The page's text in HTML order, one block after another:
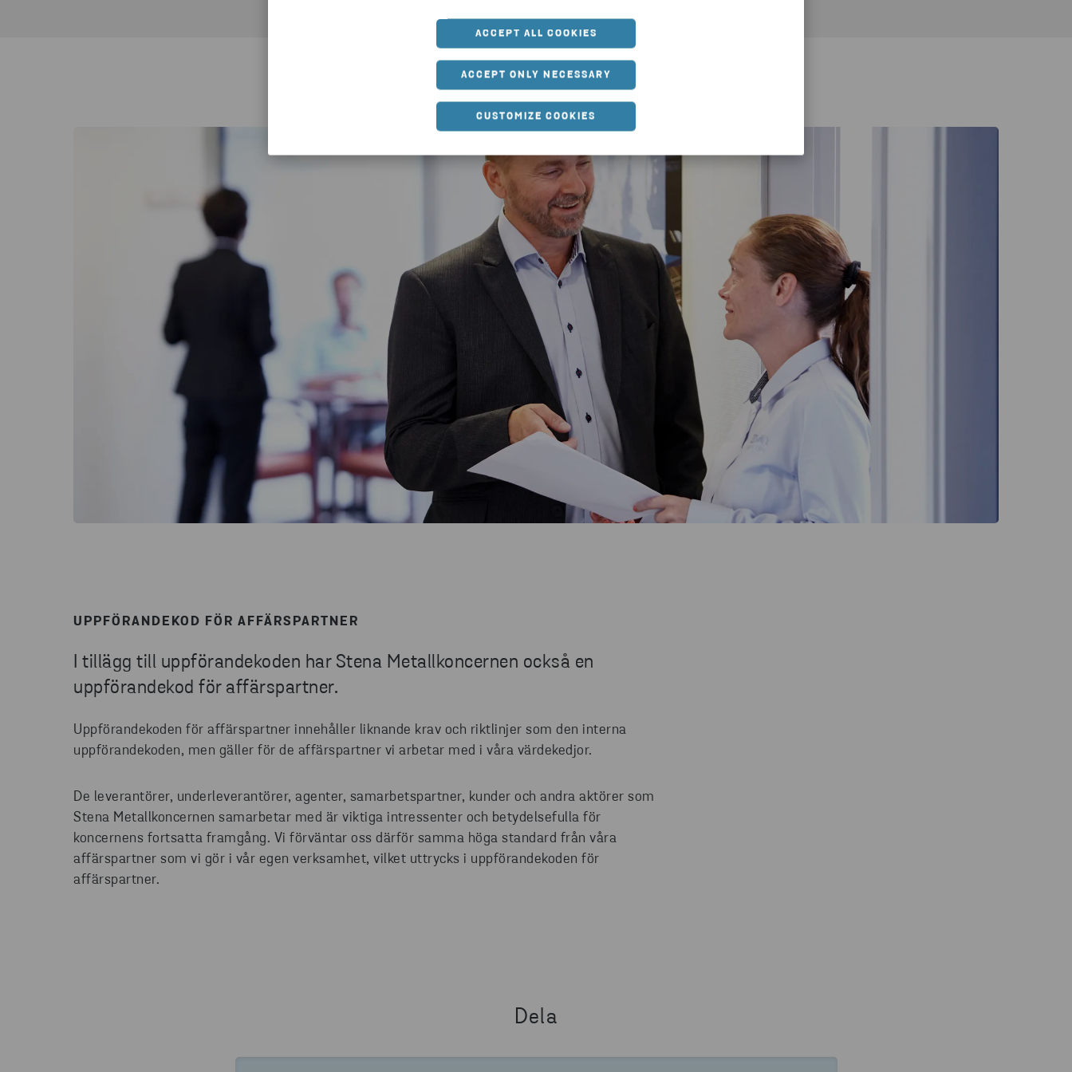
ACCEPT ALL COOKIES
ACCEPT ONLY NECESSARY
CUSTOMIZE COOKIES
UPPFÖRANDEKOD FÖR AFFÄRSPARTNER
I tillägg till uppförandekoden har Stena Metallkoncernen också en
uppförandekod för affärspartner.
Uppförandekoden för affärspartner innehåller liknande krav och riktlinjer som den interna
uppförandekoden, men gäller för de affärspartner vi arbetar med i våra värdekedjor.
De leverantörer, underleverantörer, agenter, samarbetspartner, kunder och andra aktörer som
Stena Metallkoncernen samarbetar med är viktiga intressenter och betydelsefulla för
koncernens fortsatta framgång. Vi förväntar oss därför samma höga standard från våra
affärspartner som vi gör i vår egen verksamhet, vilket uttrycks i uppförandekoden för
affärspartner.
Dela